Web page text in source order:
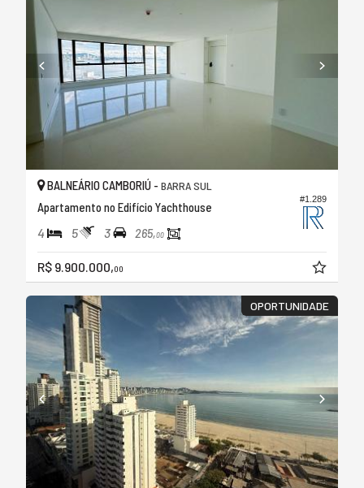
#1.289
BALNEÁRIO CAMBORIÚ - BARRA SUL
Apartamento no Edifício Yachthouse
4 5 3 265,00
R$ 9.900.000,00
OPORTUNIDADE